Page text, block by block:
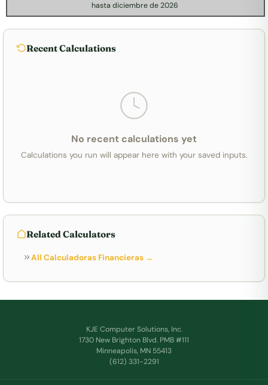
hasta diciembre de 2026
Recent Calculations
No recent calculations yet
Calculations you run will appear here with your saved inputs.
Related Calculators
All Calculadoras Financieras →
KJE Computer Solutions, Inc.
1730 New Brighton Blvd. PMB #111
Minneapolis, MN 55413
(612) 331-2291